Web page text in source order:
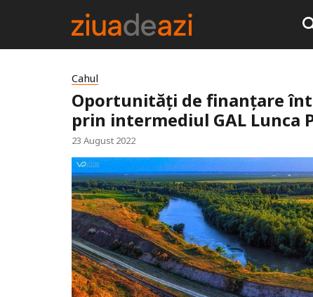
Cahul
Oportunități de finanțare
prin intermediul GAL Lunca
23 August 2022